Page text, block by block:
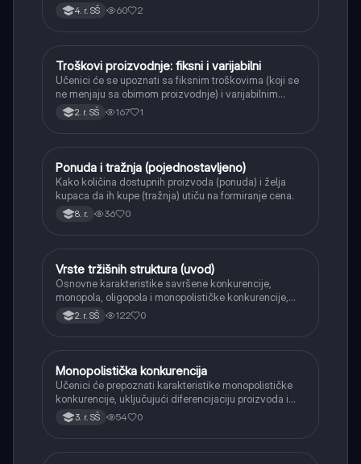
4. r. SŠ 60 2
Ekonomija
Troškovi proizvodnje: fiksni i varijabilni
Učenici će se upoznati sa fiksnim troškovima (koji se
ne menjaju sa obimom proizvodnje) i varijabilnim
troškovima (koji se menjaju), kao i ukupnim
troškovima.
2. r. SŠ 167 1
Ekonomija
Ponuda i tražnja (pojednostavljeno)
Kako količina dostupnih proizvoda (ponuda) i želja
kupaca da ih kupe (tražnja) utiču na formiranje cena.
8. r. 36 0
Ekonomija
Vrste tržišnih struktura (uvod)
Osnovne karakteristike savršene konkurencije,
monopola, oligopola i monopolističke konkurencije,
kao različitih oblika tržišta.
2. r. SŠ 122 0
Ekonomija
Monopolistička konkurencija
Učenici će prepoznati karakteristike monopolističke
konkurencije, uključujući diferencijaciju proizvoda i
ponašanje preduzeća.
3. r. SŠ 54 0